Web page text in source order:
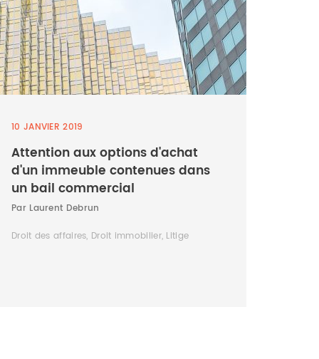
10 JANVIER 2019
Attention aux options d'achat
d'un immeuble contenues dans
un bail commercial
Par Laurent Debrun
Droit des affaires, Droit immobilier, Litige